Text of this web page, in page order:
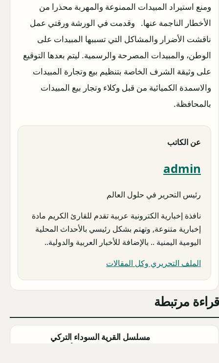
ومنع استيراد المبيدات الممنوعة والمهربة محذرا من
الأخطار الناجمة عنها. وقدمت في الورشة ورقتي عمل
ناقشت الأضرار والمشاكل التي تسببها المبيدات على
الوطن، والمبيدات المصرحة والرسمية. ليتم بعدها التوقيع
على وثيقة الشرف الخاصة بتنظيم بيع وتجارة المبيدات
والاسمدة الكميائية من قبل وكلاء وتجار بيع المبيدات
بالمحافظة.
عن الكاتب
admin
رئيس التحرير في حلول العالم
نافذة إخبارية الكترونية عربية تقدم للقارئ الكريم مادة
إخبارية متنوعة, وتهتم بشكل رئيسي بالأحداث المحلية
اليومية اليمنية .. بالإضافة للأخبار العربية والدولية..
الملف التحريري وكل المقالات
قراءة مرتبطة
مسلسل القرية السوداء التركي